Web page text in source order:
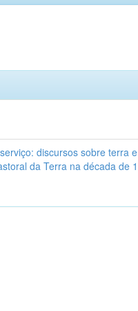
discursos sobre terra
da Terra na década de